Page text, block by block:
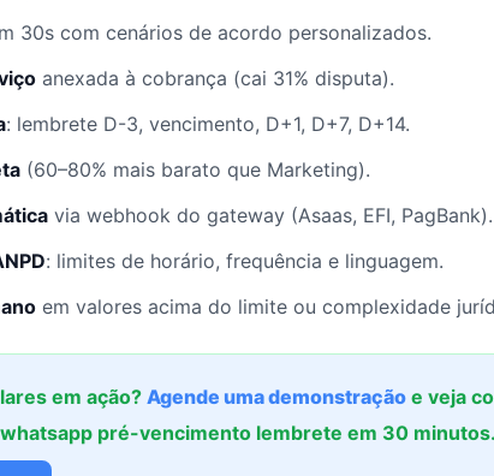
30s com cenários de acordo personalizados.
anexada à cobrança (cai 31% disputa).
: lembrete D-3, vencimento, D+1, D+7, D+14.
(60–80% mais barato que Marketing).
via webhook do gateway (Asaas, EFI, PagBank).
: limites de horário, frequência e linguagem.
em valores acima do limite ou complexidade
em ação? Agende uma demonstração e veja
pré-vencimento lembrete em 30 minutos.